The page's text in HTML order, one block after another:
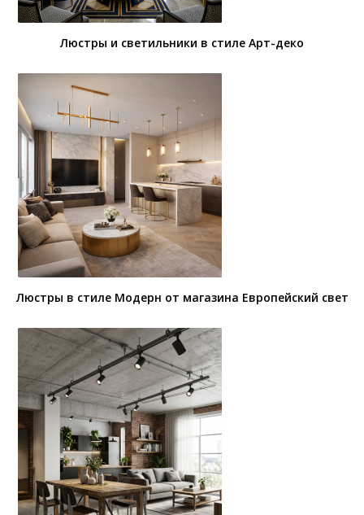
Люстры и светильники в стиле Арт-деко
Люстры в стиле Модерн от магазина Европейский свет